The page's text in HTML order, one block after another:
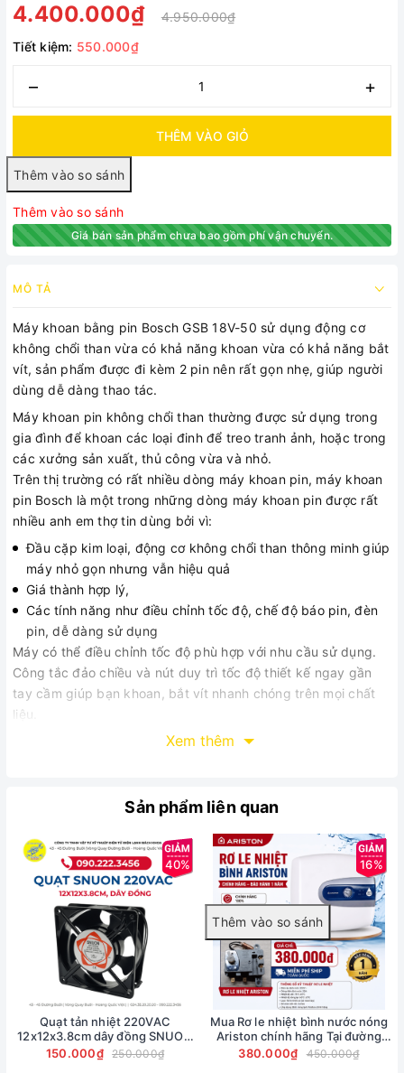
4.400.000₫
4.950.000₫
Tiết kiệm: 550.000₫
– +
THÊM VÀO GIỎ
Thêm vào so sánh
Giá bán sản phẩm chưa bao gồm phí vận chuyển.
MÔ TẢ
Máy khoan bằng pin Bosch GSB 18V-50 sử dụng động cơ
không chổi than vừa có khả năng khoan vừa có khả năng bắt
vít, sản phẩm được đi kèm 2 pin nên rất gọn nhẹ, giúp người
dùng dễ dàng thao tác.
Máy khoan pin không chổi than thường được sử dụng trong
gia đình để khoan các loại đinh để treo tranh ảnh, hoặc trong
các xưởng sản xuất, thủ công vừa và nhỏ.
Trên thị trường có rất nhiều dòng máy khoan pin, máy khoan
pin Bosch là một trong những dòng máy khoan pin được rất
nhiều anh em thợ tin dùng bởi vì:
Đầu cặp kim loại, động cơ không chổi than thông minh giúp
máy nhỏ gọn nhưng vẫn hiệu quả
Giá thành hợp lý,
Các tính năng như điều chỉnh tốc độ, chế độ báo pin, đèn
pin, dễ dàng sử dụng
Máy có thể điều chỉnh tốc độ phù hợp với nhu cầu sử dụng.
Công tắc đảo chiều và nút duy trì tốc độ thiết kế ngay gần
tay cầm giúp bạn khoan, bắt vít nhanh chóng trên mọi chất
liệu.
THÔNG SỐ KỸ THUẬT
Điện thế pin: 18 V
Tốc độ không tải: 0-460 / 0-1800 v/p
Lực xoắn ( cứng/mềm (2.0ah/5.0ah)): 50/24 | 50/28 Nm
Xem thêm
Sản phẩm liên quan
40%
Quạt tản nhiệt 220VAC
12x12x3.8cm dây đồng SNUON
chính hãng
150.000₫ 250.000₫
16%
Mua Rơ le nhiệt bình nước nóng
Ariston chính hãng Tại đường
Nguyễn Phong Sắc -
0902223456
380.000₫ 450.000₫